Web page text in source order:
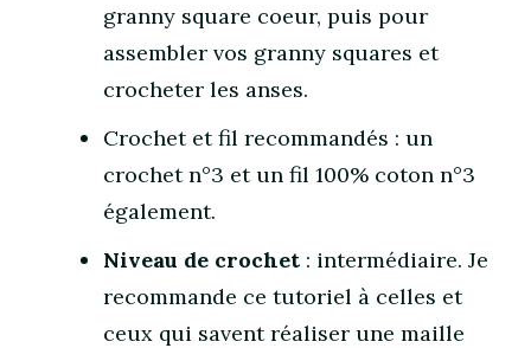
granny square coeur, puis pour
assembler vos granny squares et
crocheter les anses.
Crochet et fil recommandés : un
crochet n°3 et un fil 100% coton n°3
également.
Niveau de crochet : intermédiaire. Je
recommande ce tutoriel à celles et
ceux qui savent réaliser une maille